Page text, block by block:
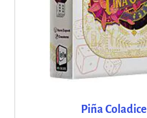
Piña Coladice